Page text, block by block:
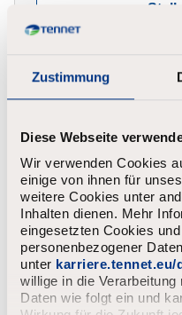
Zustimmung
Diese Webseite
Wir verwenden Cookies
einige von ihnen für
weitere Cookies unter
Inhalten dienen. Mehr
eingesetzten Cookies
personenbezogener
unter
willige in die
Daten wie folgt ein und
Werkstudent im
Management &
(m/w/d)
Hannover